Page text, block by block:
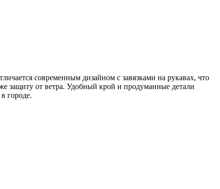
современным дизайном с завязками на рукавах, что
защиту от ветра. Удобный крой и продуманные детали
городе.